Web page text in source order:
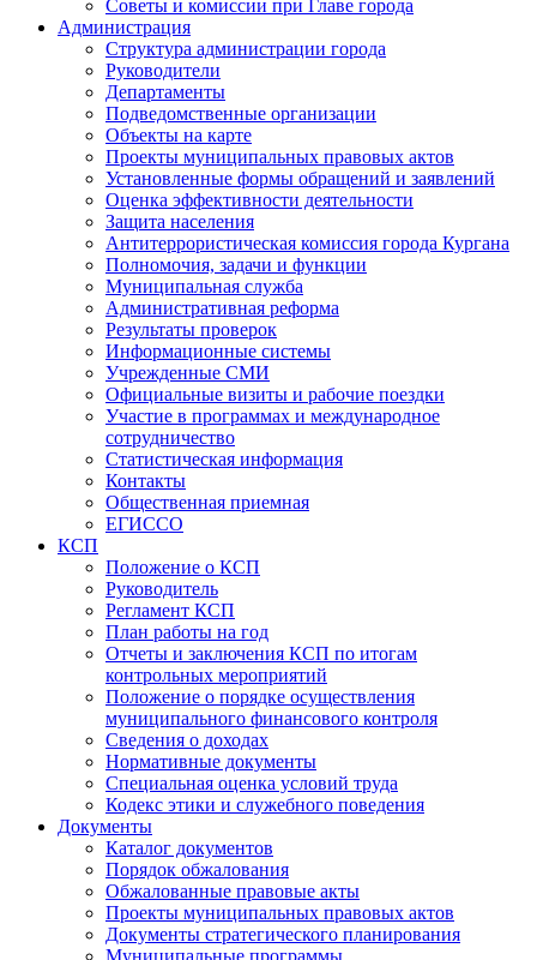
Советы и комиссии при Главе города
Администрация
Структура администрации города
Руководители
Департаменты
Подведомственные организации
Объекты на карте
Проекты муниципальных правовых актов
Установленные формы обращений и заявлений
Оценка эффективности деятельности
Защита населения
Антитеррористическая комиссия города Кургана
Полномочия, задачи и функции
Муниципальная служба
Административная реформа
Результаты проверок
Информационные системы
Учрежденные СМИ
Официальные визиты и рабочие поездки
Участие в программах и международное
сотрудничество
Статистическая информация
Контакты
Общественная приемная
ЕГИССО
КСП
Положение о КСП
Руководитель
Регламент КСП
План работы на год
Отчеты и заключения КСП по итогам
контрольных мероприятий
Положение о порядке осуществления
муниципального финансового контроля
Сведения о доходах
Нормативные документы
Специальная оценка условий труда
Кодекс этики и служебного поведения
Документы
Каталог документов
Порядок обжалования
Обжалованные правовые акты
Проекты муниципальных правовых актов
Документы стратегического планирования
Муниципальные программы